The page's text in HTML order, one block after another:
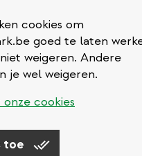
cookies om
goed te laten
weigeren. Andere
je wel weigeren.
cookies
toe